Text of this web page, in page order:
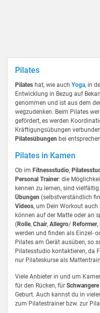
Pilates
Pilates hat, wie auch Yoga, in
Entwicklung in Bezug auf
genommen und ist aus dem
wegzudenken. Beim Pilates
gefördert, es werden
Kräftigungsübungen
Pilatesübungen bei
Pilates in Kamen
Ob im Fitnessstudio,
Personal Trainer: die
kennen zu lernen, sind
Übungen (selbstverständlich
Videos, um Dein Workout
können auf der Matte oder an
(Rolle, Chair, Allegro/ Reformer,
werden und finden als Einzel-
Pilates am Gerät ausüben, so
Pilatesstudio kontaktieren, da
nur Pilateskurse als
Viele Anbieter in und um
für den Rücken, für Schwangere
Geburt. Auch kannst du in
zum Pilatestrainer bzw. zur